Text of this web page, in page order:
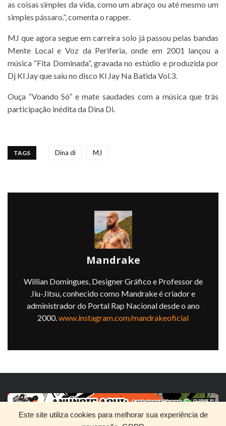
Este site utiliza cookies para melhorar sua experiência de
as coisas simples da vida, como um abraço ou até mesmo um
simples pássaro.”, comenta o rapper.
MJ que agora segue em carreira solo já passou pelas bandas
Mente Local e Voz da Periferia, onde em 2001 lançou a
música “Fita Dominada”, gravada no estúdio e produzida por
Dj Kl Jay que saiu no disco Kl Jay Na Batida Vol.3.
Ouça “Voando Só” e mate saudades com a música que trás
participação inédita da Dina Di.
TAGS Dina di MJ
Mandrake
Willian Domingues, Designer Gráfico e Professor de
Jiu-Jitsu, conhecido como Mandrake é criador e
administrador do Portal Rap Nacional desde o ano
2000.www.instagram.com/mandrakeoficial